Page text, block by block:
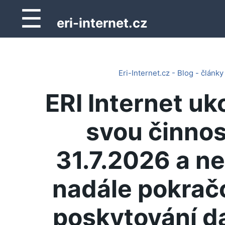
☰ eri-internet.cz
Eri-Internet.cz - Blog - články
ERI Internet
svou
31.7.2026 a
nadále
poskytování